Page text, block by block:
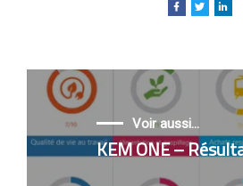
Voir aussi...
KEM ONE –